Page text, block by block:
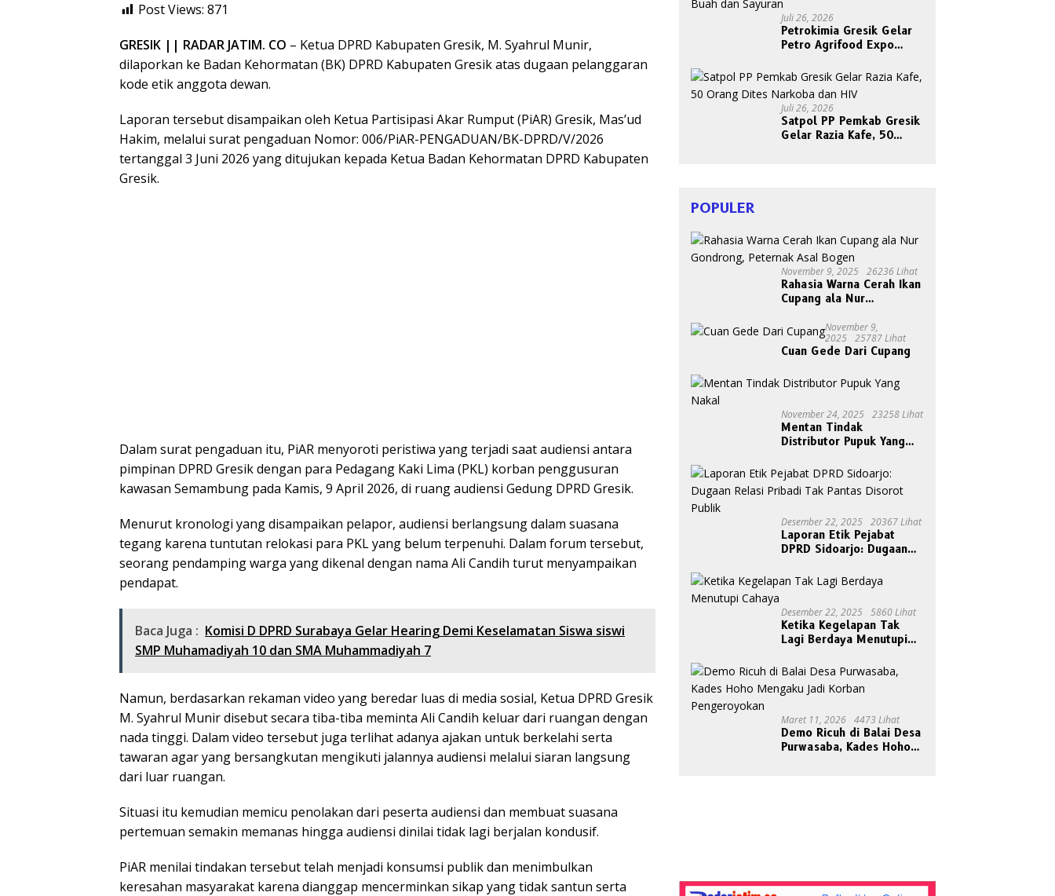
Post Views: 871
GRESIK || RADAR JATIM. CO – Ketua DPRD Kabupaten Gresik, M. Syahrul Munir,
dilaporkan ke Badan Kehormatan (BK) DPRD Kabupaten Gresik atas dugaan pelanggaran
kode etik anggota dewan.
Laporan tersebut disampaikan oleh Ketua Partisipasi Akar Rumput (PiAR) Gresik, Mas’ud
Hakim, melalui surat pengaduan Nomor: 006/PiAR-PENGADUAN/BK-DPRD/V/2026
tertanggal 3 Juni 2026 yang ditujukan kepada Ketua Badan Kehormatan DPRD Kabupaten
Gresik.
Dalam surat pengaduan itu, PiAR menyoroti peristiwa yang terjadi saat audiensi antara
pimpinan DPRD Gresik dengan para Pedagang Kaki Lima (PKL) korban penggusuran
kawasan Semambung pada Kamis, 9 April 2026, di ruang audiensi Gedung DPRD Gresik.
Menurut kronologi yang disampaikan pelapor, audiensi berlangsung dalam suasana
tegang karena tuntutan relokasi para PKL yang belum terpenuhi. Dalam forum tersebut,
seorang pendamping warga yang dikenal dengan nama Ali Candih turut menyampaikan
pendapat.
Baca Juga : Komisi D DPRD Surabaya Gelar Hearing Demi Keselamatan Siswa siswi
SMP Muhamadiyah 10 dan SMA Muhammadiyah 7
Namun, berdasarkan rekaman video yang beredar luas di media sosial, Ketua DPRD Gresik
M. Syahrul Munir disebut secara tiba-tiba meminta Ali Candih keluar dari ruangan dengan
nada tinggi. Dalam video tersebut juga terlihat adanya ajakan untuk berkelahi serta
tawaran agar yang bersangkutan mengikuti jalannya audiensi melalui siaran langsung
dari luar ruangan.
Situasi itu kemudian memicu penolakan dari peserta audiensi dan membuat suasana
pertemuan semakin memanas hingga audiensi dinilai tidak lagi berjalan kondusif.
PiAR menilai tindakan tersebut telah menjadi konsumsi publik dan menimbulkan
keresahan masyarakat karena dianggap mencerminkan sikap yang tidak santun serta
Juli 26, 2026
Petrokimia Gresik Gelar
Petro Agrifood Expo
Panen Bersama Buah dan
Sayuran
Juli 26, 2026
Satpol PP Pemkab Gresik
Gelar Razia Kafe, 50
POPULER
November 9, 2025 26236 Lihat
Rahasia Warna Cerah Ikan
Cupang ala Nur
Bogen
November 9,
2025
25787 Lihat
Cuan Gede Dari Cupang
November 24, 2025 23258 Lihat
Mentan Tindak
Distributor Pupuk Yang
Desember 22, 2025 20367 Lihat
Laporan Etik Pejabat
DPRD Sidoarjo: Dugaan
Disorot Publik
Desember 22, 2025 5860 Lihat
Ketika Kegelapan Tak
Lagi Berdaya Menutupi
Maret 11, 2026 4473 Lihat
Demo Ricuh di Balai Desa
Purwasaba, Kades Hoho